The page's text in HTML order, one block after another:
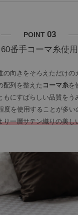
POINT 03
60番手コーマ糸使用
の向きをそろえただけの
配列を整えた コーマ糸を
もにすばらしい品質をう
度を使用することが多い
り一層サテン織りの美し